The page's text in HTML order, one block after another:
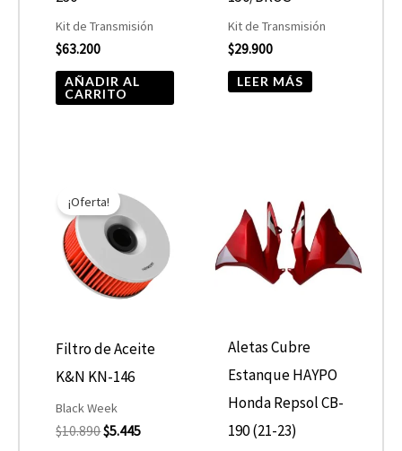
Kit de Transmisión
$63.200
AÑADIR AL
CARRITO
Kit de Transmisión
$29.900
LEER MÁS
¡Oferta!
Filtro de Aceite
K&N KN-146
Black Week
$10.890
precio
original
era:
$10.890.
$5.445
actual
es:
$5.445.
Aletas Cubre
Estanque HAYPO
Honda Repsol CB-
190 (21-23)